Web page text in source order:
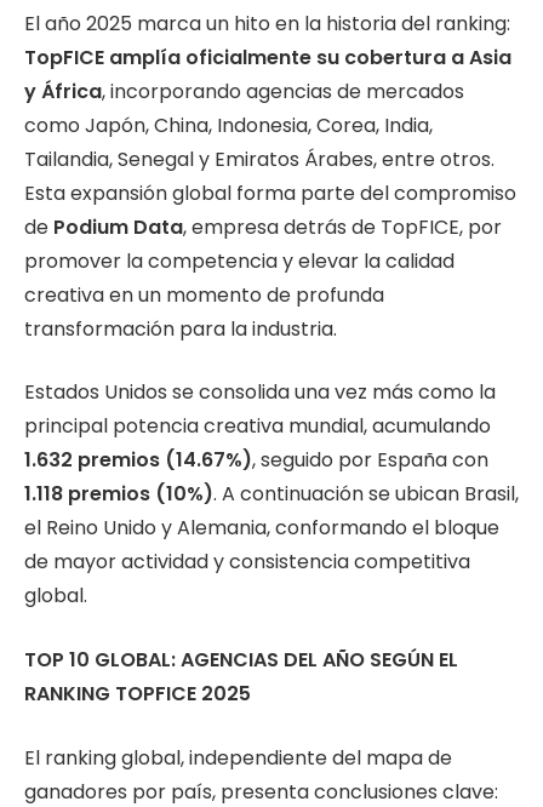
El año 2025 marca un hito en la historia del ranking:
TopFICE amplía oficialmente su cobertura a Asia
y África, incorporando agencias de mercados
como Japón, China, Indonesia, Corea, India,
Tailandia, Senegal y Emiratos Árabes, entre otros.
Esta expansión global forma parte del compromiso
de Podium Data, empresa detrás de TopFICE, por
promover la competencia y elevar la calidad
creativa en un momento de profunda
transformación para la industria.
Estados Unidos se consolida una vez más como la
principal potencia creativa mundial, acumulando
1.632 premios (14.67%), seguido por España con
1.118 premios (10%). A continuación se ubican Brasil,
el Reino Unido y Alemania, conformando el bloque
de mayor actividad y consistencia competitiva
global.
TOP 10 GLOBAL: AGENCIAS DEL AÑO SEGÚN EL
RANKING TOPFICE 2025
El ranking global, independiente del mapa de
ganadores por país, presenta conclusiones clave: